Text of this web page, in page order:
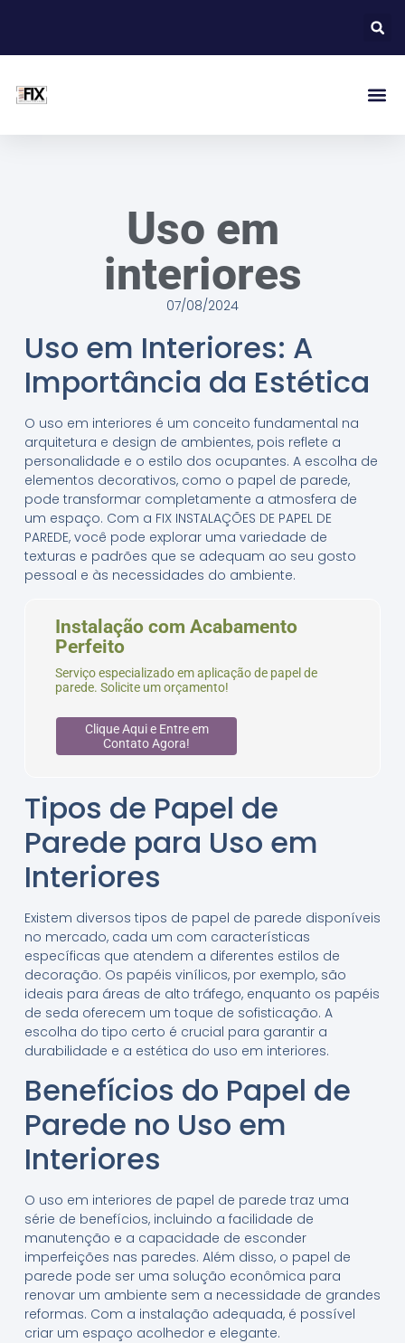
Uso em
interiores
07/08/2024
Uso em Interiores: A
Importância da Estética
O uso em interiores é um conceito fundamental na
arquitetura e design de ambientes, pois reflete a
personalidade e o estilo dos ocupantes. A escolha de
elementos decorativos, como o papel de parede,
pode transformar completamente a atmosfera de
um espaço. Com a FIX INSTALAÇÕES DE PAPEL DE
PAREDE, você pode explorar uma variedade de
texturas e padrões que se adequam ao seu gosto
pessoal e às necessidades do ambiente.
Instalação com Acabamento
Perfeito
Serviço especializado em aplicação de papel de
parede. Solicite um orçamento!
Clique Aqui e Entre em
Contato Agora!
Tipos de Papel de
Parede para Uso em
Interiores
Existem diversos tipos de papel de parede disponíveis
no mercado, cada um com características
específicas que atendem a diferentes estilos de
decoração. Os papéis vinílicos, por exemplo, são
ideais para áreas de alto tráfego, enquanto os papéis
de seda oferecem um toque de sofisticação. A
escolha do tipo certo é crucial para garantir a
durabilidade e a estética do uso em interiores.
Benefícios do Papel de
Parede no Uso em
Interiores
O uso em interiores de papel de parede traz uma
série de benefícios, incluindo a facilidade de
manutenção e a capacidade de esconder
imperfeições nas paredes. Além disso, o papel de
parede pode ser uma solução econômica para
renovar um ambiente sem a necessidade de grandes
reformas. Com a instalação adequada, é possível
criar um espaço acolhedor e elegante.